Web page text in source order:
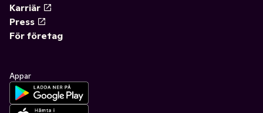
Karriär
Press
För företag
Appar